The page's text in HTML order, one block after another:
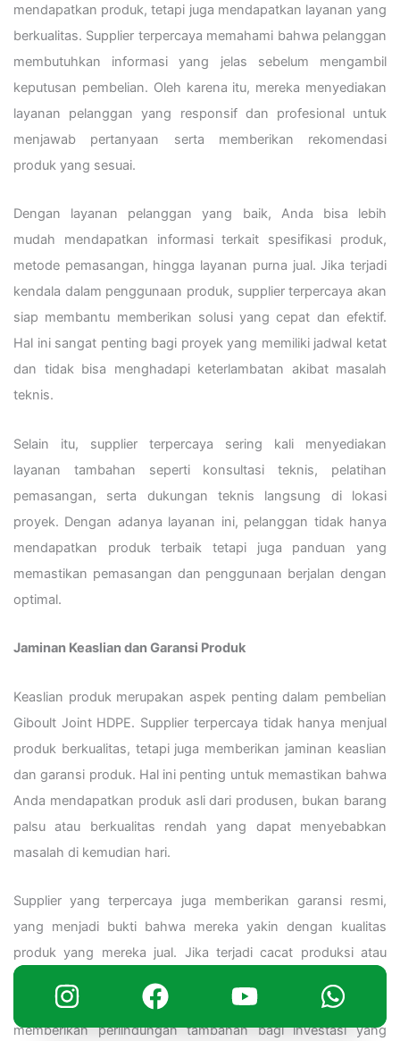
mendapatkan produk, tetapi juga mendapatkan layanan yang
berkualitas. Supplier terpercaya memahami bahwa pelanggan
membutuhkan informasi yang jelas sebelum mengambil
keputusan pembelian. Oleh karena itu, mereka menyediakan
layanan pelanggan yang responsif dan profesional untuk
menjawab pertanyaan serta memberikan rekomendasi
produk yang sesuai.
Dengan layanan pelanggan yang baik, Anda bisa lebih
mudah mendapatkan informasi terkait spesifikasi produk,
metode pemasangan, hingga layanan purna jual. Jika terjadi
kendala dalam penggunaan produk, supplier terpercaya akan
siap membantu memberikan solusi yang cepat dan efektif.
Hal ini sangat penting bagi proyek yang memiliki jadwal ketat
dan tidak bisa menghadapi keterlambatan akibat masalah
teknis.
Selain itu, supplier terpercaya sering kali menyediakan
layanan tambahan seperti konsultasi teknis, pelatihan
pemasangan, serta dukungan teknis langsung di lokasi
proyek. Dengan adanya layanan ini, pelanggan tidak hanya
mendapatkan produk terbaik tetapi juga panduan yang
memastikan pemasangan dan penggunaan berjalan dengan
optimal.
Jaminan Keaslian dan Garansi Produk
Keaslian produk merupakan aspek penting dalam pembelian
Giboult Joint HDPE. Supplier terpercaya tidak hanya menjual
produk berkualitas, tetapi juga memberikan jaminan keaslian
dan garansi produk. Hal ini penting untuk memastikan bahwa
Anda mendapatkan produk asli dari produsen, bukan barang
palsu atau berkualitas rendah yang dapat menyebabkan
masalah di kemudian hari.
Supplier yang terpercaya juga memberikan garansi resmi,
yang menjadi bukti bahwa mereka yakin dengan kualitas
produk yang mereka jual. Jika terjadi cacat produksi atau
kegagalan produk dalam masa garansi, pelanggan dapat
melakukan klaim sesuai dengan ketentuan yang berlaku. Ini
memberikan perlindungan tambahan bagi investasi yang